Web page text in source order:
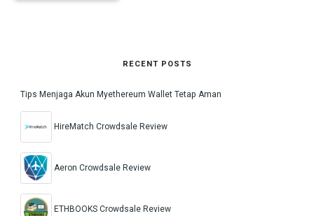
RECENT POSTS
Tips Menjaga Akun Myethereum Wallet Tetap Aman
HireMatch Crowdsale Review
Aeron Crowdsale Review
ETHBOOKS Crowdsale Review